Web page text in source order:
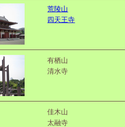
荒陵山
四天王寺
有栖山
清水寺
佳木山
太融寺